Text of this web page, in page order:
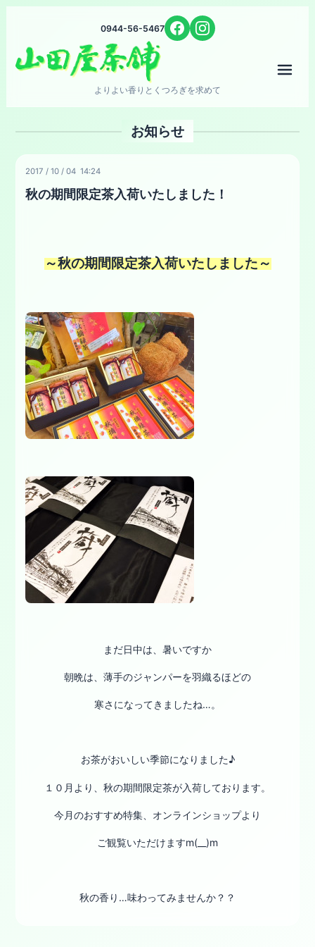
0944-56-5467
よりよい香りとくつろぎを求めて
お知らせ
2017 /10 /04 14:24
秋の期間限定茶入荷いたしました！
～秋の期間限定茶入荷いたしました～
まだ日中は、暑いですか
朝晩は、薄手のジャンパーを羽織るほどの
寒さになってきましたね…。
お茶がおいしい季節になりました♪
１０月より、秋の期間限定茶が入荷しております。
今月のおすすめ特集、オンラインショップより
ご観覧いただけますm(__)m
秋の香り…味わってみませんか？？